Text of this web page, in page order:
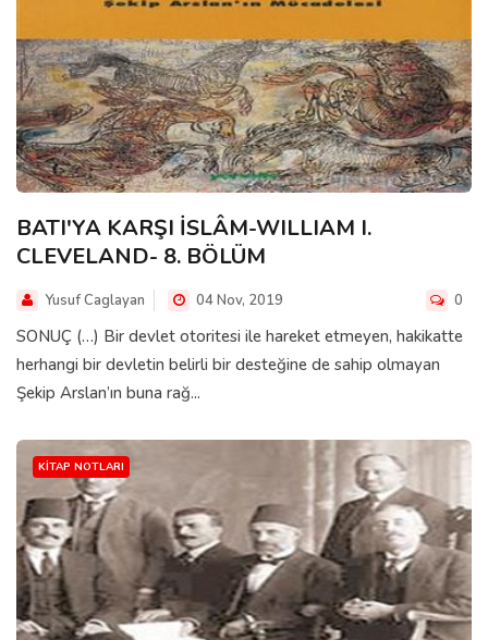
BATI'YA KARŞI İSLÂM-WILLIAM I.
CLEVELAND- 8. BÖLÜM
Yusuf Caglayan 04 Nov, 2019 0
SONUÇ (…) Bir devlet otoritesi ile hareket etmeyen, hakikatte
herhangi bir devletin belirli bir desteğine de sahip olmayan
Şekip Arslan’ın buna rağ...
KITAP NOTLARI